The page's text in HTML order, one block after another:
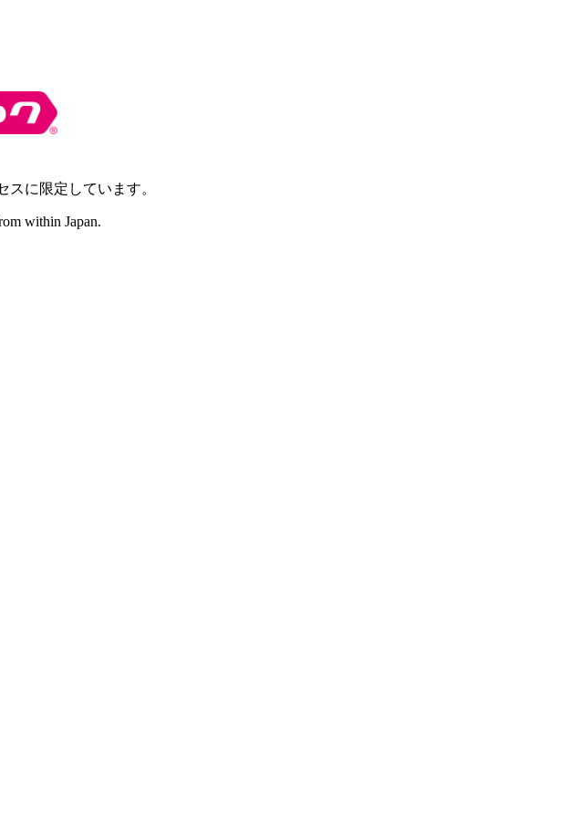
スに限定しています。
within Japan.